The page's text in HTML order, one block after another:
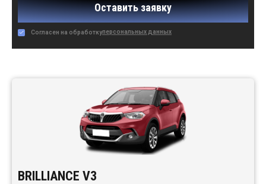
Оставить заявку
Согласен на обработкуперсональных данных
BRILLIANCE V3